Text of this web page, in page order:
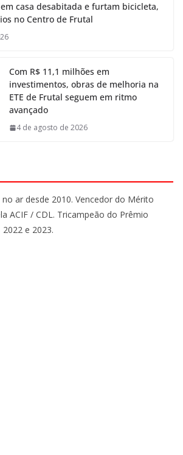
casa desabitada e furtam bicicleta,
no Centro de Frutal
Com R$ 11,1 milhões em
investimentos, obras de melhoria na
ETE de Frutal seguem em ritmo
avançado
4 de agosto de 2026
ar desde 2010. Vencedor do Mérito
ACIF / CDL. Tricampeão do Prêmio
e 2023.